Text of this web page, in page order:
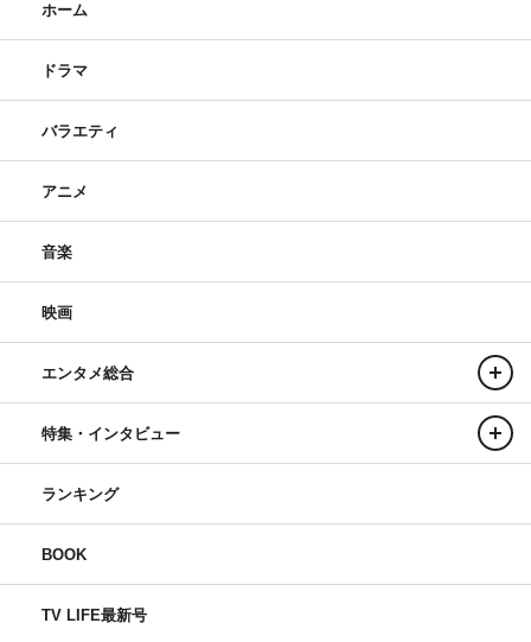
ホーム
ドラマ
バラエティ
アニメ
音楽
映画
エンタメ総合
特集・インタビュー
ランキング
BOOK
TV LIFE最新号